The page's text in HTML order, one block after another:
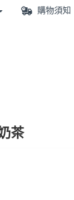
購物須知
茶